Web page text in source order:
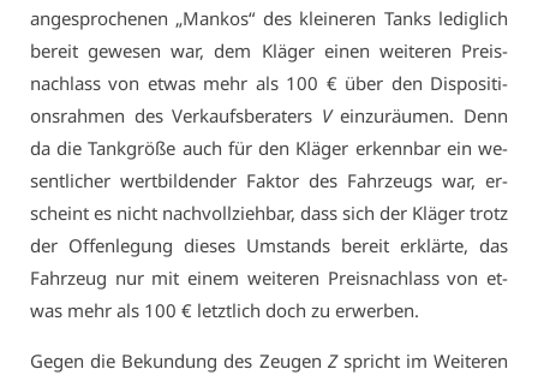
an­ge­spro­che­nen „Man­kos“ des klei­ne­ren Tanks le­dig­lich
be­reit ge­we­sen war, dem Klä­ger ei­nen wei­te­ren Preis­
nach­lass von et­was mehr als 100 € über den Dis­po­si­ti­
ons­rah­men des Ver­kaufs­be­ra­ters Vein­zu­räu­men. Denn
da die Tank­grö­ße auch für den Klä­ger er­kenn­bar ein we­
sent­li­cher wert­bil­den­der Fak­tor des Fahr­zeugs war, er­
scheint es nicht nach­voll­zieh­bar, dass sich der Klä­ger trotz
der Of­fen­le­gung die­ses Um­stands be­reit er­klär­te, das
Fahr­zeug nur mit ei­nem wei­te­ren Preis­nach­lass von et­
was mehr als 100 € letzt­lich doch zu er­wer­ben.
Ge­gen die Be­kun­dung des Zeu­gen Zspricht im Wei­te­ren